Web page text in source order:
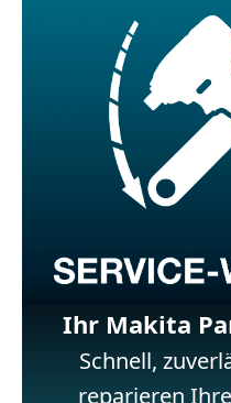
Ihr Makita
Schnell,
reparieren